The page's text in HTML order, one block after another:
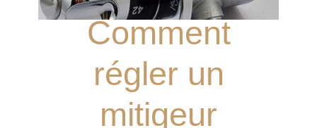
Comment
régler un
mitigeur